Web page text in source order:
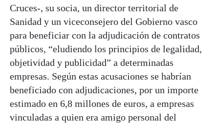
Cruces-, su socia, un director territorial de
Sanidad y un viceconsejero del Gobierno vasco
para beneficiar con la adjudicación de contratos
públicos, “eludiendo los principios de legalidad,
objetividad y publicidad” a determinadas
empresas. Según estas acusaciones se habrían
beneficiado con adjudicaciones, por un importe
estimado en 6,8 millones de euros, a empresas
vinculadas a quien era amigo personal del